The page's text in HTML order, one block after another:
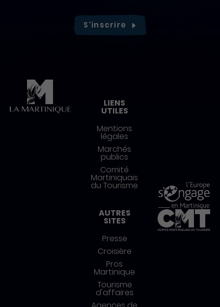
S'inscrire
LIENS
UTILES
Mentions
légales
Marchés
publics
Comité
Martiniquais
du Tourisme
AUTRES
SITES
Presse
Croisière
Pros
Martinique
Tourisme
d'affaires